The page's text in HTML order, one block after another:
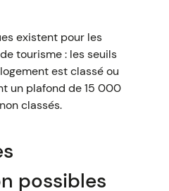
existent pour les
tourisme : les seuils
est classé ou
un plafond de 15 000
classés.
possibles